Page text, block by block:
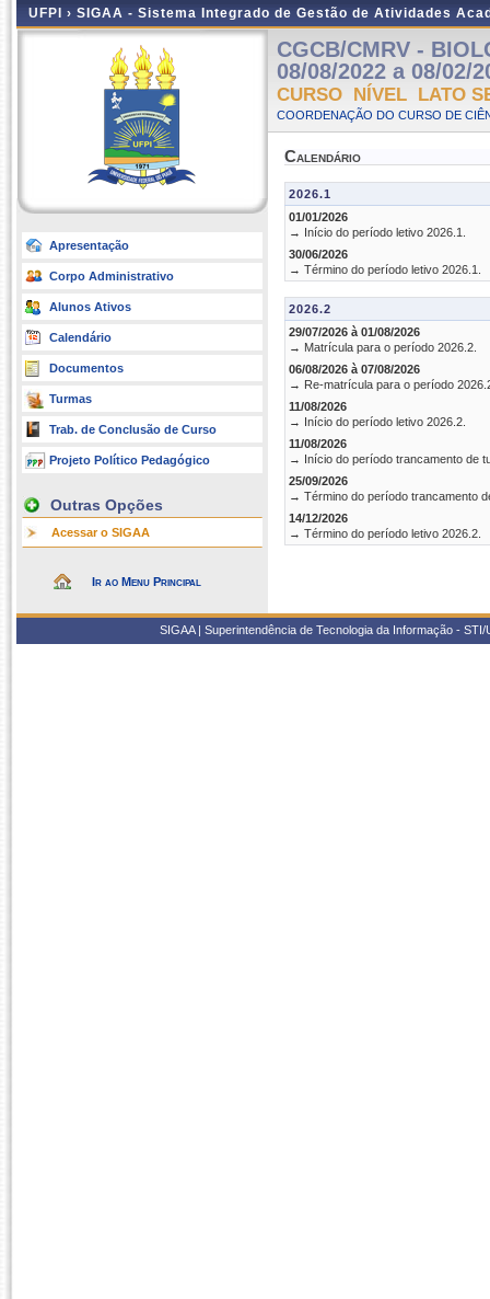
UFPI › SIGAA - Sistema Integrado de Gestão de Atividades
Apresentação
Corpo Administrativo
Alunos Ativos
Calendário
Documentos
Turmas
Trab. de Conclusão de Curso
Projeto Político Pedagógico
Outras Opções
Acessar o SIGAA
Ir ao Menu Principal
CGCB/CMRV -
08/08/2022 a 08/02/
CURSO NÍVEL LATO
COORDENAÇÃO DO CURSO DE
Calendário
2026.1
01/01/2026
→ Início do período letivo 2026.1.
30/06/2026
→ Término do período letivo 2026.1.
2026.2
29/07/2026 à 01/08/2026
→ Matrícula para o período 2026.2.
06/08/2026 à 07/08/2026
→ Re-matrícula para o período
11/08/2026
→ Início do período letivo 2026.2.
11/08/2026
→ Início do período trancamento de
25/09/2026
→ Término do período trancamento
14/12/2026
→ Término do período letivo 2026.2.
SIGAA | Superintendência de Tecnologia da Informação -